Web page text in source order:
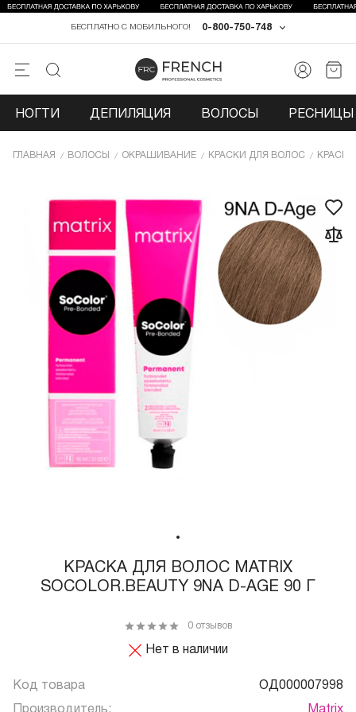
0-800-750-748
БЕСПЛАТНО С МОБИЛЬНОГО!
НОГТИ ДЕПИЛЯЦИЯ ВОЛОСЫ РЕСНИЦЫ
ГЛАВНАЯ ВОЛОСЫ ОКРАШИВАНИЕ КРАСКИ ДЛЯ ВОЛОС
КРАСКА ДЛЯ ВОЛОС MATRIX
SOCOLOR.BEAUTY 9NA D-AGE 90 Г
Нет в наличии
0 отзывов
Код товара ОД000007998